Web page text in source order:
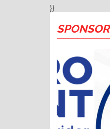
}}
SPONSOR